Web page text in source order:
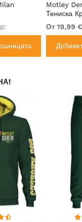
Motley
Тениска
От 19,99 €